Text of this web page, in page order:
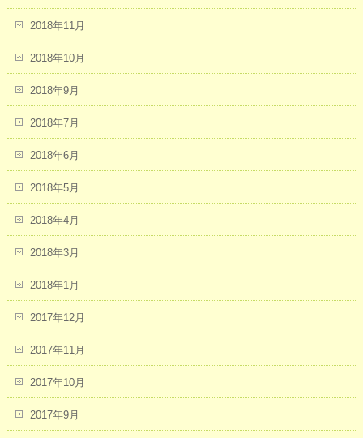
2018年11月
2018年10月
2018年9月
2018年7月
2018年6月
2018年5月
2018年4月
2018年3月
2018年1月
2017年12月
2017年11月
2017年10月
2017年9月